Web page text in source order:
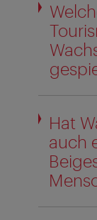
Hat
auch